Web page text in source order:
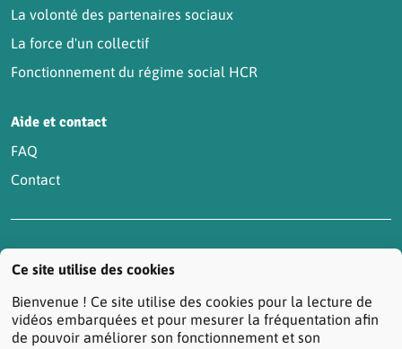
Ce site utilise des cookies
Bienvenue ! Ce site utilise des cookies pour la lecture de
vidéos embarquées et pour mesurer la fréquentation afin
de pouvoir améliorer son fonctionnement et son
La volonté des partenaires sociaux
La force d'un collectif
Fonctionnement du régime social HCR
Aide et contact
FAQ
Contact
Protection des données personnelles